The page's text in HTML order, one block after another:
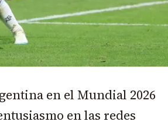
en el Mundial 2026
en las redes